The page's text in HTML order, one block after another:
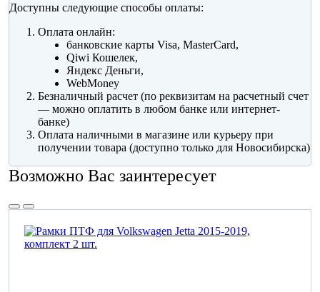
Доступны следующие способы оплаты:
Оплата онлайн:
банковские карты Visa, MasterCard,
Qiwi Кошелек,
Яндекс Деньги,
WebMoney
Безналичный расчет (по реквизитам на расчетный счет
— можно оплатить в любом банке или интернет-
банке)
Оплата наличными в магазине или курьеру при
получении товара (доступно только для Новосибирска)
Возможно Вас заинтересует